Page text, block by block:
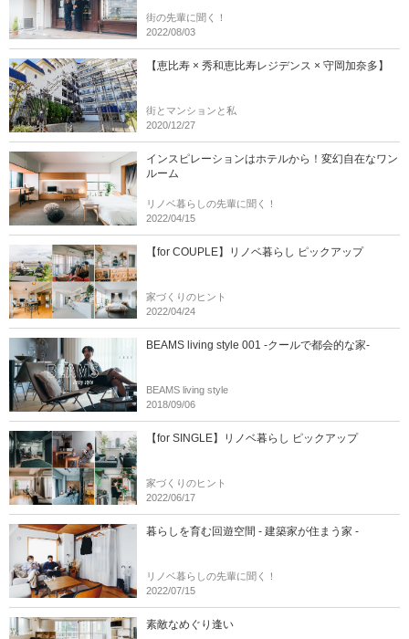
街の先輩に聞く！
2022/08/03
【恵比寿 × 秀和恵比寿レジデンス × 守岡加奈多】
街とマンションと私
2020/12/27
インスピレーションはホテルから！変幻自在なワン
ルーム
リノベ暮らしの先輩に聞く！
2022/04/15
【for COUPLE】リノベ暮らし ピックアップ
家づくりのヒント
2022/04/24
BEAMS living style 001 -クールで都会的な家-
BEAMS living style
2018/09/06
【for SINGLE】リノベ暮らし ピックアップ
家づくりのヒント
2022/06/17
暮らしを育む回遊空間 - 建築家が住まう家 -
リノベ暮らしの先輩に聞く！
2022/07/15
素敵なめぐり逢い